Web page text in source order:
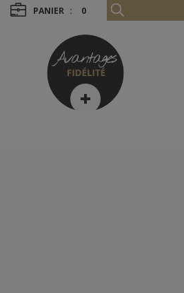
PANIER : 0